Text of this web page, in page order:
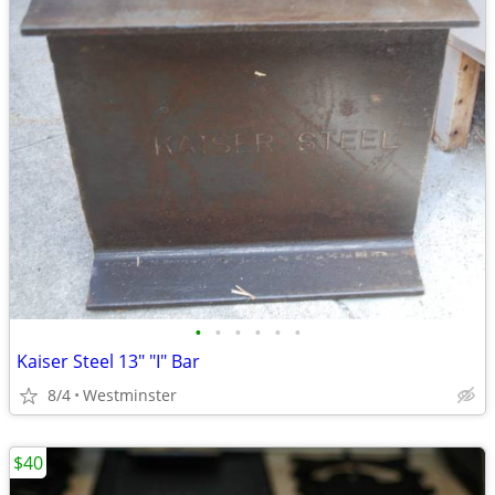
• • • • • •
Kaiser Steel 13" "I" Bar
8/4 Westminster
$40